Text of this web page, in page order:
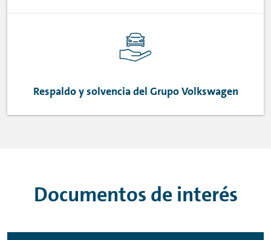
Respaldo y solvencia del Grupo Volkswagen
Documentos de interés